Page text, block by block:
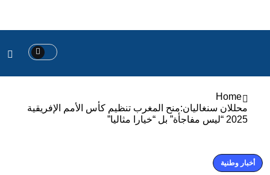
Home
محللان سنغاليان:منح المغرب تنظيم كأس الأمم الإفريقية
2025 “ليس مفاجأة” بل “خيارا مثاليا”
أخبار وطنية